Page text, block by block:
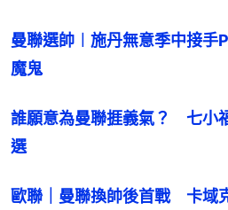
曼聯選帥︱施丹無意季中接手
魔鬼
誰願意為曼聯捱義氣？　七小
選
歐聯｜曼聯換帥後首戰　卡域